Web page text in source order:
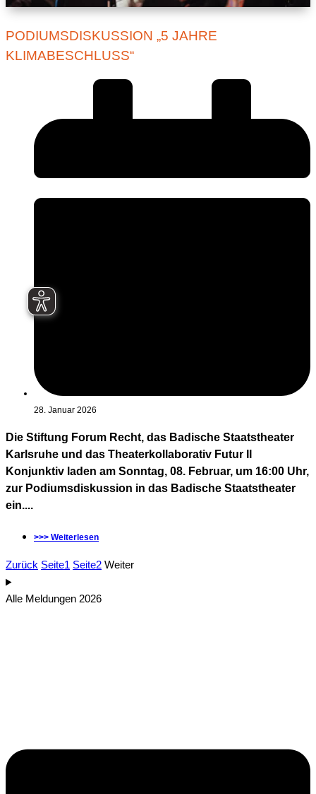
PODIUMSDISKUSSION „5 JAHRE
KLIMABESCHLUSS“
28. Januar 2026
Die Stiftung Forum Recht, das Badische Staatstheater
Karlsruhe und das Theaterkollaborativ Futur II
Konjunktiv laden am Sonntag, 08. Februar, um 16:00 Uhr,
zur Podiumsdiskussion in das Badische Staatstheater
ein....
>>> Weiterlesen
Zurück Seite1 Seite2 Weiter
Alle Meldungen 2026